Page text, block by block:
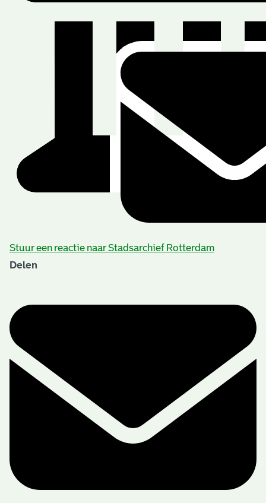
Stuur een reactie naar Stadsarchief Rotterdam
Delen